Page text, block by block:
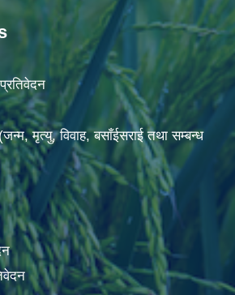
मृत्यु, विवाह, बसाँईसराई तथा सम्बन्ध